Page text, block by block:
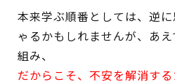
本来学ぶ順番としては、逆
ゃるかもしれませんが、あ
組み、
だからこそ、不安を解消す